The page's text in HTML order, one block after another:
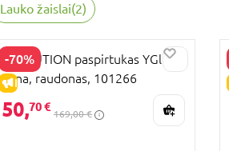
Lauko žaislai(2)
-70%
IŠPARDAVIMAS
YVOLUTION paspirtukas YGlider
Luna, raudonas, 101266
50,70 €
169,00 €